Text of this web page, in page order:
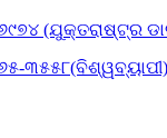
(ଯୁକ୍ତରାଷ୍ଟ୍ର
୩୫୫୮(ବିଶ୍ୱବ୍ୟାପୀ)